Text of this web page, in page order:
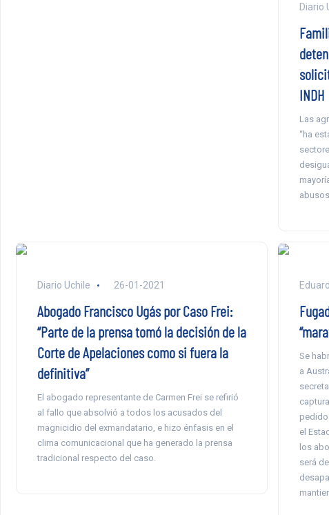
Diario
INDH
Las
“ha
Diario Uchile 26-01-2021
Abogado Francisco Ugás por Caso Frei:
“Parte de la prensa tomó la decisión de la
Corte de Apelaciones como si fuera la
definitiva”
El abogado representante de Carmen Frei se refirió
al fallo que absolvió a todos los acusados del
magnicidio del exmandatario, e hizo énfasis en el
clima comunicacional que ha generado la prensa
tradicional respecto del caso.
Se
a
el
los
será